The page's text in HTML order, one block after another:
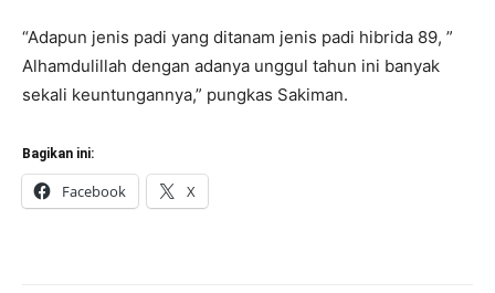
“Adapun jenis padi yang ditanam jenis padi hibrida 89, ”
Alhamdulillah dengan adanya unggul tahun ini banyak
sekali keuntungannya,” pungkas Sakiman.
Bagikan ini:
Facebook X